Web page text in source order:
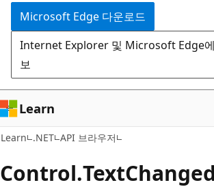
건
너
뛰
기
으
로
건
너
뛰
기
Microsoft Edge 다운로드
Internet Explorer 및 Microsoft Edge
보
Learn
Learn .NET API 브라우저
Control.Text